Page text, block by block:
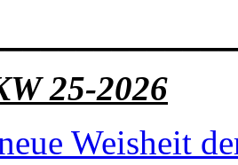
25-2026
Weisheit